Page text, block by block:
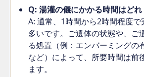
Q: 湯灌の儀にかかる時間はど
A: 通常、1時間から2時間程度
多いです。ご遺体の状態や、ご
る処置（例：エンバーミングの
など）によって、所要時間は前
ます。